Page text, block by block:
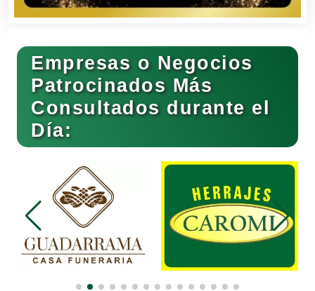
Bares y Cantinas
Basculas
Bebidas
Belleza
Bordados y Estampados
Empresas o Negocios
Patrocinados Más
Consultados durante el
Día: